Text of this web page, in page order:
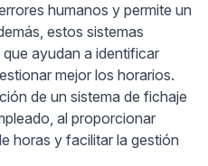
humanos y permite un
estos sistemas
ayudan a identificar
mejor los horarios.
de un sistema de fichaje
al proporcionar
horas y facilitar la gestión